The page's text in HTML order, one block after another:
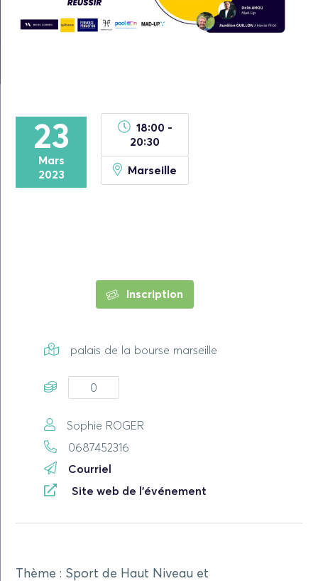
23
Mars
2023
18:00 -
20:30
Marseille
Inscription
palais de la bourse marseille
0
Sophie ROGER
0687452316
Courriel
Site web de l'événement
Thème : Sport de Haut Niveau et